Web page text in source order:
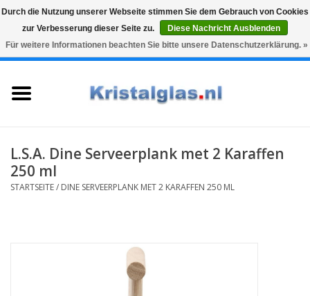
Snelle levering
Graveren
0 Artikel - €0,00
Karaffen
Glasgravur fur karaffe und
L.S.A. Dine Serveerplank met 2 Karaffen
250 ml
STARTSEITE/ DINE SERVEERPLANK MET 2 KARAFFEN 250 ML
Durch die Nutzung unserer Webseite stimmen Sie dem Gebrauch von Cookies
zur Verbesserung dieser Seite zu.
Diese Nachricht Ausblenden
Für weitere Informationen beachten Sie bitte unsere Datenschutzerklärung. »